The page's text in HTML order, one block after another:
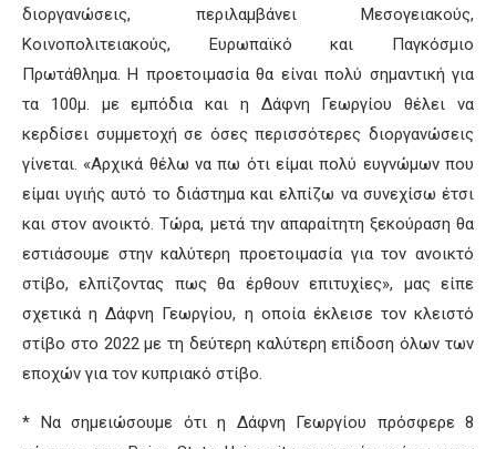
διοργανώσεις, περιλαμβάνει Μεσογειακούς,
Κοινοπολιτειακούς, Ευρωπαϊκό και Παγκόσμιο
Πρωτάθλημα. Η προετοιμασία θα είναι πολύ σημαντική για
τα 100μ. με εμπόδια και η Δάφνη Γεωργίου θέλει να
κερδίσει συμμετοχή σε όσες περισσότερες διοργανώσεις
γίνεται. «Αρχικά θέλω να πω ότι είμαι πολύ ευγνώμων που
είμαι υγιής αυτό το διάστημα και ελπίζω να συνεχίσω έτσι
και στον ανοικτό. Τώρα, μετά την απαραίτητη ξεκούραση θα
εστιάσουμε στην καλύτερη προετοιμασία για τον ανοικτό
στίβο, ελπίζοντας πως θα έρθουν επιτυχίες», μας είπε
σχετικά η Δάφνη Γεωργίου, η οποία έκλεισε τον κλειστό
στίβο στο 2022 με τη δεύτερη καλύτερη επίδοση όλων των
εποχών για τον κυπριακό στίβο.
* Να σημειώσουμε ότι η Δάφνη Γεωργίου πρόσφερε 8